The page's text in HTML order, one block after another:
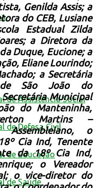
de Assistência Social
de Defesa Civil
de Educação
de Saúde
Genilda Assis; a
do CEB, Lusiane
Estadual Zilda
a Diretora da
Duque, Eucione; a
Eliane Lourindo;
a Secretária
de São João do
Municipal
do Manteninha,
Martins –
Assembleiano, o
Cia Ind, Tenente
da18º Cia Ind,
o Vereador
o vice-diretor do